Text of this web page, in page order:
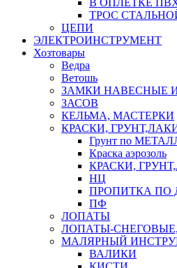
В ОПЛЕТКЕ ПВХ
ТРОС
ЦЕПИ
ЭЛЕКТРОИНСТРУМЕНТ
Хозтовары
Ведра
Ветошь
ЗАМКИ НАВЕСНЫЕ
ЗАСОВ
КЕЛЬМА, МАСТЕРКИ
КРАСКИ,
Грунт по
Краска аэрозоль
КРАСКИ,
НЦ
ПРОПИТКА ПО
ПФ
ЛОПАТЫ
ЛОПАТЫ-СНЕГОВЫЕ,
МАЛЯРНЫЙ
ВАЛИКИ